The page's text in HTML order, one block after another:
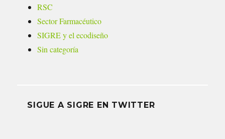
RSC
Sector Farmacéutico
SIGRE y el ecodiseño
Sin categoría
SIGUE A SIGRE EN TWITTER